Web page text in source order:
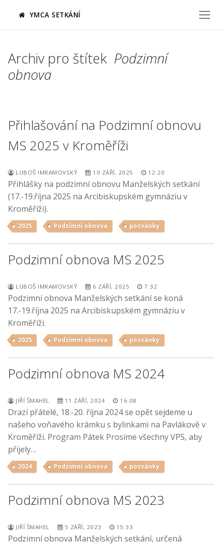
YMCA SETKÁNÍ
Archiv pro štítek Podzimní
obnova
Přihlašování na Podzimní obnovu
MS 2025 v Kroměříži
LUBOŠ IMRAMOVSKÝ 10 ZÁŘÍ, 2025 12:20
Přihlášky na podzimní obnovu Manželských setkání
(17.-19.října 2025 na Arcibiskupském gymnáziu v
Kroměříži).
2025 Podzimní obnova pozvánky
Podzimní obnova MS 2025
LUBOŠ IMRAMOVSKÝ 6 ZÁŘÍ, 2025 7:32
Podzimní obnova Manželských setkání se koná
17.-19.října 2025 na Arcibiskupském gymnáziu v
Kroměříži.
2025 Podzimní obnova pozvánky
Podzimní obnova MS 2024
JIŘÍ ŠMAHEL 11 ZÁŘÍ, 2024 16:08
Drazí přátelé, 18.-20. října 2024 se opět sejdeme u
našeho voňavého krámku s bylinkami na Pavlákově v
Kroměříži. Program Pátek Prosíme všechny VPS, aby
přijely…
2024 Podzimní obnova pozvánky
Podzimní obnova MS 2023
JIŘÍ ŠMAHEL 5 ZÁŘÍ, 2023 15:33
Podzimní obnova Manželských setkání, určená